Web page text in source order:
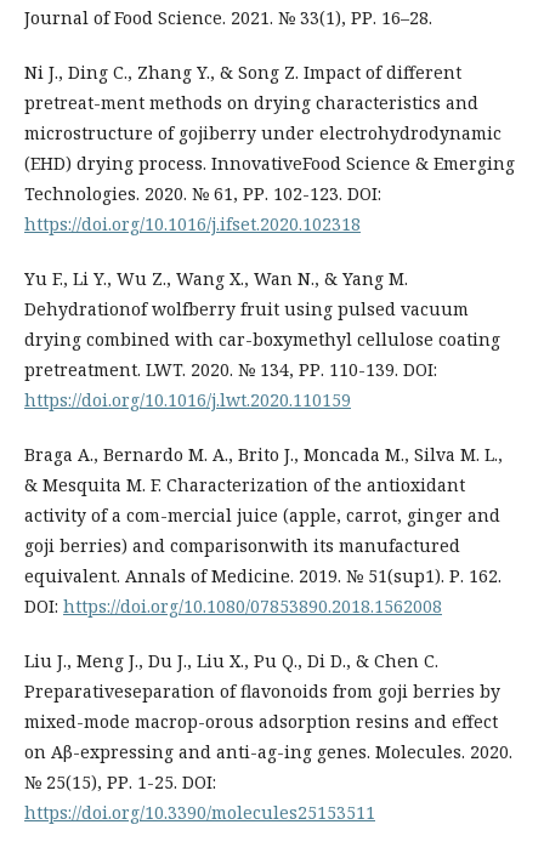
Journal of Food Science. 2021. № 33(1), РР. 16–28.
Ni J., Ding C., Zhang Y., & Song Z. Impact of different
pretreat-ment methods on drying characteristics and
microstructure of gojiberry under electrohydrodynamic
(EHD) drying process. InnovativeFood Science & Emerging
Technologies. 2020. № 61, РР. 102-123. DOI:
https://doi.org/10.1016/j.ifset.2020.102318
Yu F., Li Y., Wu Z., Wang X., Wan N., & Yang M.
Dehydrationof wolfberry fruit using pulsed vacuum
drying combined with car-boxymethyl cellulose coating
pretreatment. LWT. 2020. № 134, РР. 110-139. DOI:
https://doi.org/10.1016/j.lwt.2020.110159
Braga A., Bernardo M. A., Brito J., Moncada M., Silva M. L.,
& Mesquita M. F. Characterization of the antioxidant
activity of a com-mercial juice (apple, carrot, ginger and
goji berries) and comparisonwith its manufactured
equivalent. Annals of Medicine. 2019. № 51(sup1). Р. 162.
DOI: https://doi.org/10.1080/07853890.2018.1562008
Liu J., Meng J., Du J., Liu X., Pu Q., Di D., & Chen C.
Preparativeseparation of flavonoids from goji berries by
mixed-mode macrop-orous adsorption resins and effect
on Aβ-expressing and anti-ag-ing genes. Molecules. 2020.
№ 25(15), РР. 1-25. DOI:
https://doi.org/10.3390/molecules25153511